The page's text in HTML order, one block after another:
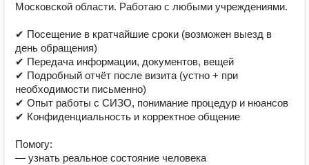
Московской области. Работаю с любыми учреждениями.
✔ Посещение в кратчайшие сроки (возможен выезд в
день обращения)
✔ Передача информации, документов, вещей
✔ Подробный отчёт после визита (устно + при
необходимости письменно)
✔ Опыт работы с СИЗО, понимание процедур и нюансов
✔ Конфиденциальность и корректное общение
Помогу:
— узнать реальное состояние человека